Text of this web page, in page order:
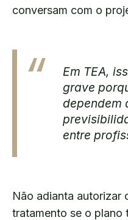
conversam com o
Em TEA,
grave
dependem
entre
Não adianta autorizar
tratamento se o plano